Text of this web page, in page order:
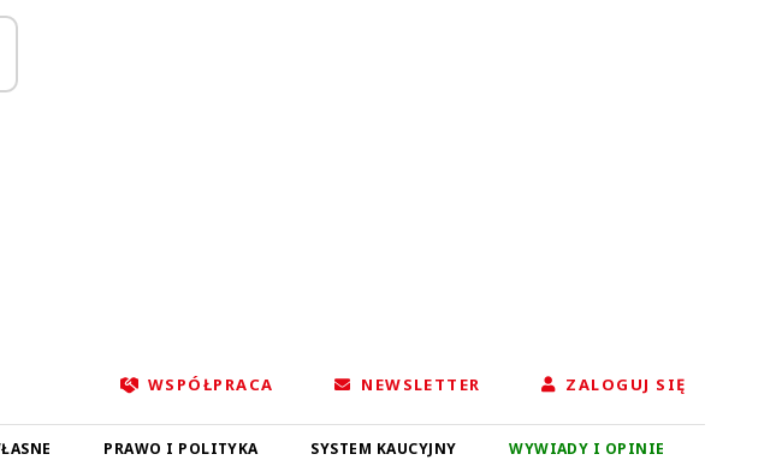
WSPÓŁPRACA NEWSLETTER ZALOGUJ SIĘ
PRAWO I POLITYKA SYSTEM KAUCYJNY WYWIADY I OPINIE